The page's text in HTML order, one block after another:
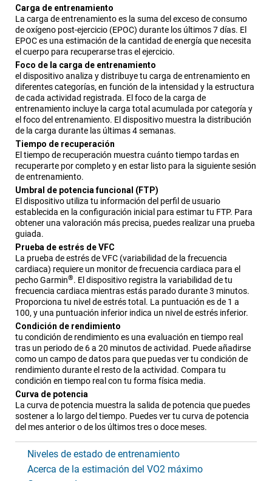
Carga de entrenamiento
La carga de entrenamiento es la suma del exceso de consumo
de oxígeno post-ejercicio (EPOC) durante los últimos 7 días. El
EPOC es una estimación de la cantidad de energía que necesita
el cuerpo para recuperarse tras el ejercicio.
Foco de la carga de entrenamiento
el dispositivo analiza y distribuye tu carga de entrenamiento en
diferentes categorías, en función de la intensidad y la estructura
de cada actividad registrada. El foco de la carga de
entrenamiento incluye la carga total acumulada por categoría y
el foco del entrenamiento. El dispositivo muestra la distribución
de la carga durante las últimas 4 semanas.
Tiempo de recuperación
El tiempo de recuperación muestra cuánto tiempo tardas en
recuperarte por completo y en estar listo para la siguiente sesión
de entrenamiento.
Umbral de potencia funcional (FTP)
El dispositivo utiliza tu información del perfil de usuario
establecida en la configuración inicial para estimar tu FTP. Para
obtener una valoración más precisa, puedes realizar una prueba
guiada.
Prueba de estrés de VFC
La prueba de estrés de VFC (variabilidad de la frecuencia
cardiaca) requiere un monitor de frecuencia cardiaca para el
pecho Garmin®. El dispositivo registra la variabilidad de tu
frecuencia cardiaca mientras estás parado durante 3 minutos.
Proporciona tu nivel de estrés total. La puntuación es de 1 a
100, y una puntuación inferior indica un nivel de estrés inferior.
Condición de rendimiento
tu condición de rendimiento es una evaluación en tiempo real
tras un periodo de 6 a 20 minutos de actividad. Puede añadirse
como un campo de datos para que puedas ver tu condición de
rendimiento durante el resto de la actividad. Compara tu
condición en tiempo real con tu forma física media.
Curva de potencia
La curva de potencia muestra la salida de potencia que puedes
sostener a lo largo del tiempo. Puedes ver tu curva de potencia
del mes anterior o de los últimos tres o doce meses.
Niveles de estado de entrenamiento
Acerca de la estimación del VO2 máximo